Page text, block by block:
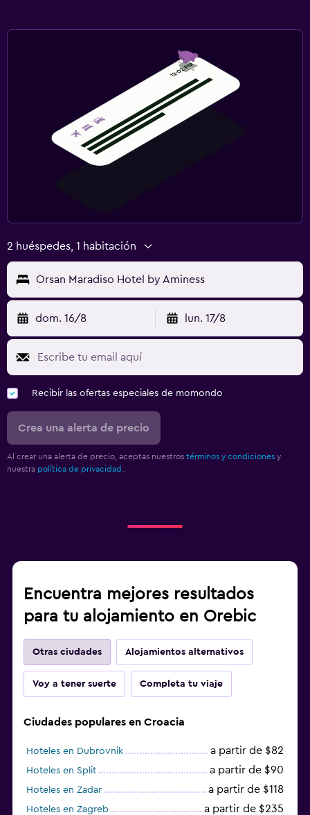
2 huéspedes, 1 habitación
Orsan Maradiso Hotel by Aminess
dom. 16/8 lun. 17/8
Recibir las ofertas especiales de momondo
Crea una alerta de precio
Al crear una alerta de precio, aceptas nuestros términos y condiciones y
nuestra política de privacidad.
Encuentra mejores resultados
para tu alojamiento en Orebic
Otras ciudades Alojamientos alternativos
Voy a tener suerte Completa tu viaje
Ciudades populares en Croacia
Hoteles en Dubrovnik a partir de $82
Hoteles en Split a partir de $90
Hoteles en Zadar a partir de $118
Hoteles en Zagreb a partir de $235